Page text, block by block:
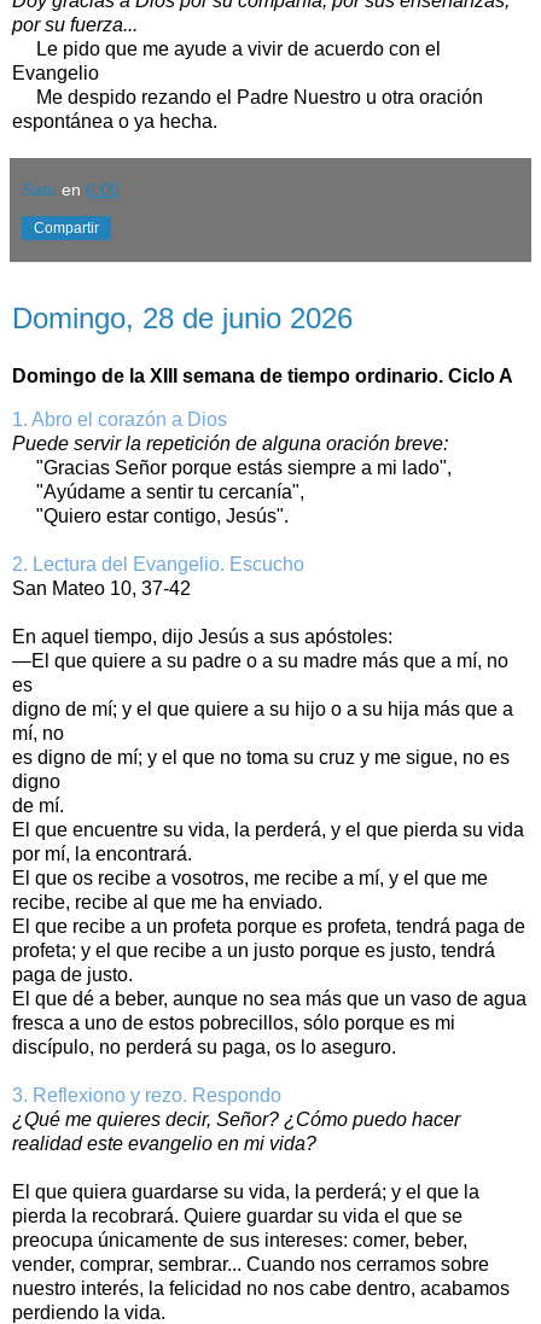
por su fuerza...
Le pido que me ayude a vivir de acuerdo con el
Evangelio
Me despido rezando el Padre Nuestro u otra oración
espontánea o ya hecha.
Satu en 0:00
Compartir
Domingo, 28 de junio 2026
Domingo de la XIII semana de tiempo ordinario. Ciclo A
1. Abro el corazón a Dios
Puede servir la repetición de alguna oración breve:
"Gracias Señor porque estás siempre a mi lado",
"Ayúdame a sentir tu cercanía",
"Quiero estar contigo, Jesús".
2. Lectura del Evangelio. Escucho
San Mateo 10, 37‑42
En aquel tiempo, dijo Jesús a sus apóstoles:
—El que quiere a su padre o a su madre más que a mí, no
es
digno de mí; y el que quiere a su hijo o a su hija más que a
mí, no
es digno de mí; y el que no toma su cruz y me sigue, no es
digno
de mí.
El que encuentre su vida, la perderá, y el que pierda su vida
por mí, la encontrará.
El que os recibe a vosotros, me recibe a mí, y el que me
recibe, recibe al que me ha enviado.
El que recibe a un profeta porque es profeta, tendrá paga de
profeta; y el que recibe a un justo porque es justo, tendrá
paga de justo.
El que dé a beber, aunque no sea más que un vaso de agua
fresca a uno de estos pobrecillos, sólo porque es mi
discípulo, no perderá su paga, os lo aseguro.
3. Reflexiono y rezo. Respondo
¿Qué me quieres decir, Señor? ¿Cómo puedo hacer
realidad este evangelio en mi vida?
El que quiera guardarse su vida, la perderá; y el que la
pierda la recobrará. Quiere guardar su vida el que se
preocupa únicamente de sus intereses: comer, beber,
vender, comprar, sembrar... Cuando nos cerramos sobre
nuestro interés, la felicidad no nos cabe dentro, acabamos
perdiendo la vida.